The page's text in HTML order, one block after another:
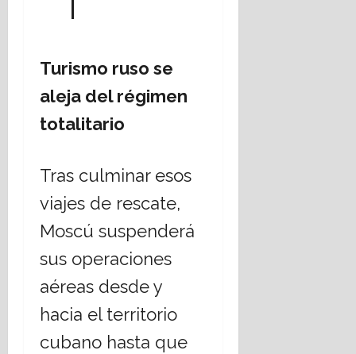
Turismo ruso se
aleja del régimen
totalitario
Tras culminar esos
viajes de rescate,
Moscú suspenderá
sus operaciones
aéreas desde y
hacia el territorio
cubano hasta que